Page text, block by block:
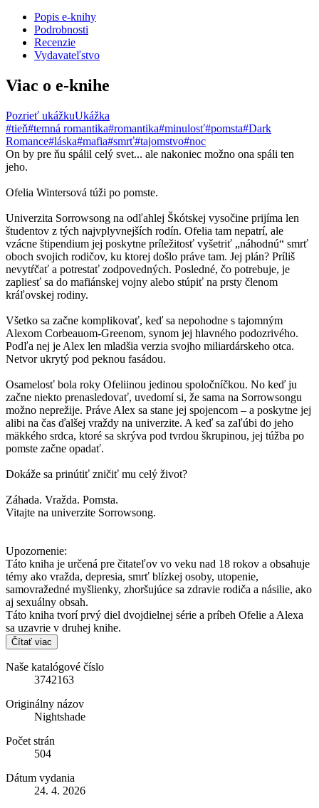
Popis e-knihy
Podrobnosti
Recenzie
Vydavateľstvo
Viac o e-knihe
Pozrieť ukážkuUkážka
#tieň#temná romantika#romantika#minulosť#pomsta#Dark
Romance#láska#mafia#smrť#tajomstvo#noc
On by pre ňu spálil celý svet... ale nakoniec možno ona spáli ten
jeho.
Ofelia Wintersová túži po pomste.
Univerzita Sorrowsong na odľahlej Škótskej vysočine prijíma len
študentov z tých najvplyvnejších rodín. Ofelia tam nepatrí, ale
vzácne štipendium jej poskytne príležitosť vyšetriť „náhodnú“ smrť
oboch svojich rodičov, ku ktorej došlo práve tam. Jej plán? Príliš
nevytŕčať a potrestať zodpovedných. Posledné, čo potrebuje, je
zapliesť sa do mafiánskej vojny alebo stúpiť na prsty členom
kráľovskej rodiny.
Všetko sa začne komplikovať, keď sa nepohodne s tajomným
Alexom Corbeauom-Greenom, synom jej hlavného podozrivého.
Podľa nej je Alex len mladšia verzia svojho miliardárskeho otca.
Netvor ukrytý pod peknou fasádou.
Osamelosť bola roky Ofeliinou jedinou spoločníčkou. No keď ju
začne niekto prenasledovať, uvedomí si, že sama na Sorrowsongu
možno neprežije. Práve Alex sa stane jej spojencom – a poskytne jej
alibi na čas ďalšej vraždy na univerzite. A keď sa zaľúbi do jeho
mäkkého srdca, ktoré sa skrýva pod tvrdou škrupinou, jej túžba po
pomste začne opadať.
Dokáže sa prinútiť zničiť mu celý život?
Záhada. Vražda. Pomsta.
Vitajte na univerzite Sorrowsong.
Upozornenie:
Táto kniha je určená pre čitateľov vo veku nad 18 rokov a obsahuje
témy ako vražda, depresia, smrť blízkej osoby, utopenie,
samovražedné myšlienky, zhoršujúce sa zdravie rodiča a násilie, ako
aj sexuálny obsah.
Táto kniha tvorí prvý diel dvojdielnej série a príbeh Ofelie a Alexa
sa uzavrie v druhej knihe.
Čítať viac
Naše katalógové číslo
3742163
Originálny názov
Nightshade
Počet strán
504
Dátum vydania
24. 4. 2026